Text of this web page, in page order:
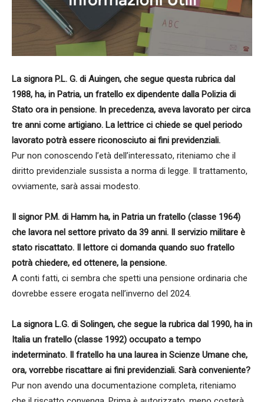
La signora P.L. G. di Auingen, che segue questa rubrica dal
1988, ha, in Patria, un fratello ex dipendente dalla Polizia di
Stato ora in pensione. In precedenza, aveva lavorato per circa
tre anni come artigiano. La lettrice ci chiede se quel periodo
lavorato potrà essere riconosciuto ai fini previdenziali.
Pur non conoscendo l’età dell’interessato, riteniamo che il
diritto previdenziale sussista a norma di legge. Il trattamento,
ovviamente, sarà assai modesto.
Il signor P.M. di Hamm ha, in Patria un fratello (classe 1964)
che lavora nel settore privato da 39 anni. Il servizio militare è
stato riscattato. Il lettore ci domanda quando suo fratello
potrà chiedere, ed ottenere, la pensione.
A conti fatti, ci sembra che spetti una pensione ordinaria che
dovrebbe essere erogata nell’inverno del 2024.
La signora L.G. di Solingen, che segue la rubrica dal 1990, ha in
Italia un fratello (classe 1992) occupato a tempo
indeterminato. Il fratello ha una laurea in Scienze Umane che,
ora, vorrebbe riscattare ai fini previdenziali. Sarà conveniente?
Pur non avendo una documentazione completa, riteniamo